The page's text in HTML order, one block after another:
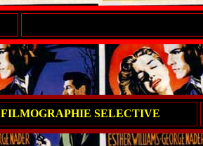
FILMOGRAPHIE SELECTIVE